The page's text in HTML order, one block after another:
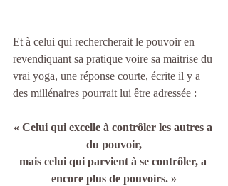
Et à celui qui rechercherait le pouvoir en
revendiquant sa pratique voire sa maitrise du
vrai yoga, une réponse courte, écrite il y a
des millénaires pourrait lui être adressée :
« Celui qui excelle à contrôler les autres a
du pouvoir,
mais celui qui parvient à se contrôler, a
encore plus de pouvoirs. »